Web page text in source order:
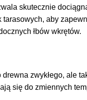
skutecznie
aby
łbów wkrętów.
zwykłego, ale
się do zmiennych